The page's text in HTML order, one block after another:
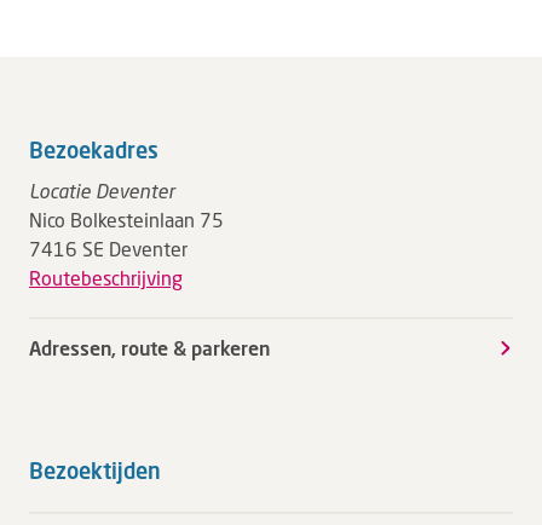
Bezoekadres
Locatie Deventer
Nico Bolkesteinlaan 75
7416 SE Deventer
Routebeschrijving
Adressen, route & parkeren
Bezoektijden